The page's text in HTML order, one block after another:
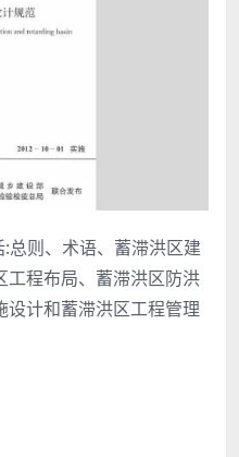
总则、术语、蓄滞洪区建
工程布局、蓄滞洪区防洪
计和蓄滞洪区工程管理